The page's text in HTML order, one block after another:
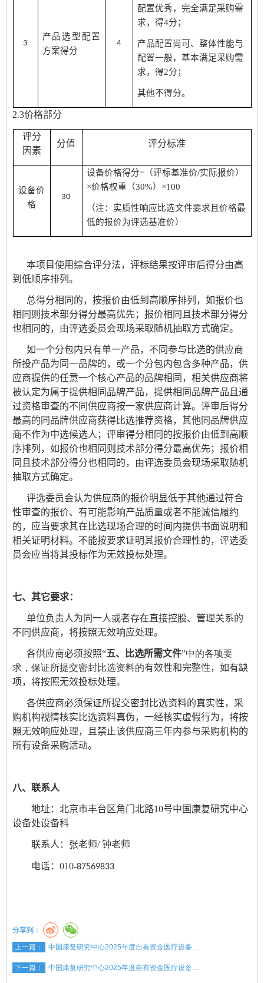
3
产品选型配置
方案得分
4
配置优秀，完全满足采购需
求，得4分；
产品配置尚可、整体性能与
配置一般，基本满足采购需
求，得2分；
其他不得分。
2.3价格部分
评分
因素
分值 评分标准
设备价
格
30
设备价格得分=（评标基准价/实际报价）
×价格权重（30%）×100
（注：实质性响应比选文件要求且价格最
低的报价为评选基准价）
本项目使用综合评分法，评标结果按评审后得分由高
到低顺序排列。
总得分相同的，按报价由低到高顺序排列，如报价也
相同则技术部分得分最高优先；报价相同且技术部分得分
也相同的，由评选委员会现场采取随机抽取方式确定。
如一个分包内只有单一产品，不同参与比选的供应商
所投产品为同一品牌的，或一个分包内包含多种产品，供
应商提供的任意一个核心产品的品牌相同，相关供应商将
被认定为属于提供相同品牌产品，提供相同品牌产品且通
过资格审查的不同供应商按一家供应商计算。评审后得分
最高的同品牌供应商获得比选推荐资格，其他同品牌供应
商不作为中选候选人；评审得分相同的按报价由低到高顺
序排列，如报价也相同则技术部分得分最高优先；报价相
同且技术部分得分也相同的，由评选委员会现场采取随机
抽取方式确定。
评选委员会认为供应商的报价明显低于其他通过符合
性审查的报价、有可能影响产品质量或者不能诚信履约
的，应当要求其在比选现场合理的时间内提供书面说明和
相关证明材料。不能按要求证明其报价合理性的，评选委
员会应当将其投标作为无效投标处理。
七、其它要求：
单位负责人为同一人或者存在直接控股、管理关系的
不同供应商，将按照无效响应处理。
各供应商必须按照“五、比选所需文件”中的各项要
求，保证所提交密封比选资料的有效性和完整性，如有缺
项，将按照无效投标处理。
各供应商必须保证所提交密封比选资料的真实性，采
购机构视情核实 比选资料真伪，一经核实虚假行为，将按
照无效响应处理，且禁止该供应商三年内参与采购机构的
所有设备采购活动。
八、联系人
地址：北京市丰台区角门北路10号中国康复研究中心
设备处设备科
联系人： 张老师/ 钟老师
电话：010-87569833
分享到：
上一篇： 中国康复研究中心2025年度自有资金医疗设备…
下一篇： 中国康复研究中心2025年度自有资金医疗设备…